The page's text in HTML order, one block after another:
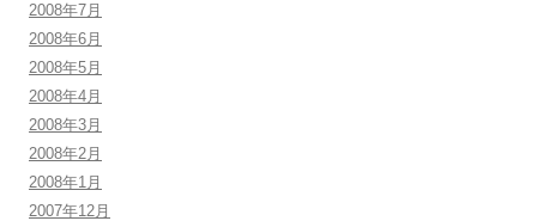
2008年7月
2008年6月
2008年5月
2008年4月
2008年3月
2008年2月
2008年1月
2007年12月